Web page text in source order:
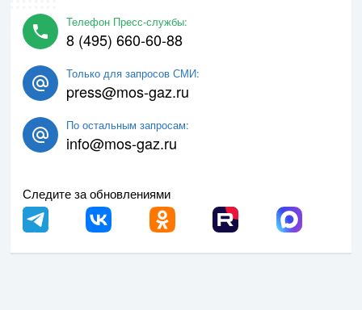
Телефон Пресс-службы:
8 (495) 660-60-88
Только для запросов СМИ:
press@mos-gaz.ru
По остальным запросам:
info@mos-gaz.ru
Следите за обновлениями